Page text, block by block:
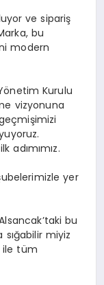
ve sipariş
bu
modern
Kurulu
vizyonuna
adımımız.
yer
bu
miyiz
ile tüm